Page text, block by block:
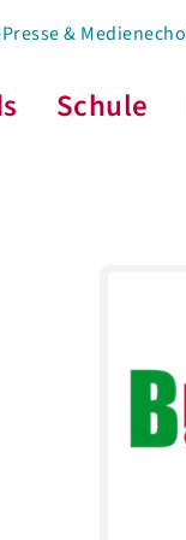
Presse & Medienecho
Schule